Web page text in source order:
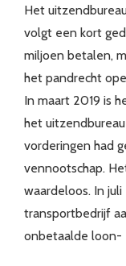
Het
volgt een kort
miljoen betalen,
het pandrecht
In maart 2019 is
het
vorderingen had
vennootschap.
waardeloos. In
transportbedrijf
onbetaalde loon-